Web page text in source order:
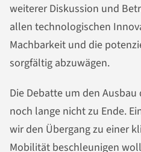
weiterer Diskussion und
allen technologischen
Machbarkeit und die
sorgfältig abzuwägen.
Die Debatte um den
noch lange nicht zu Ende.
wir den Übergang zu einer
Mobilität beschleunigen